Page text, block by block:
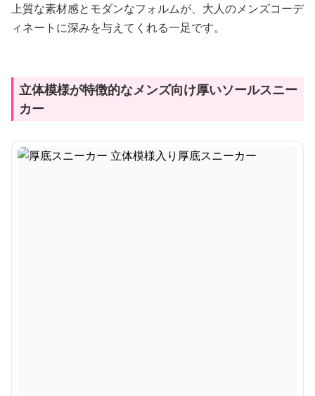
上質な素材感とモダンなフォルムが、大人のメンズコーデ
ィネートに深みを与えてくれる一足です。
立体模様が特徴的なメンズ向け厚いソールスニー
カー